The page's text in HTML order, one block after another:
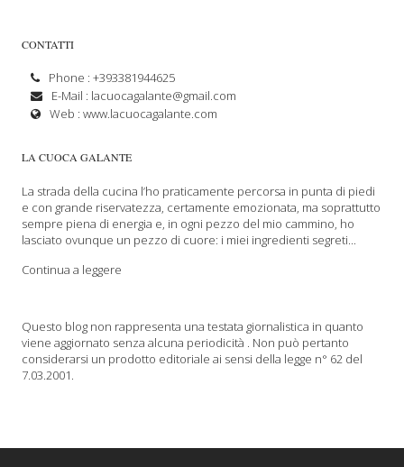
CONTATTI
Phone : +393381944625
E-Mail : lacuocagalante@gmail.com
Web :www.lacuocagalante.com
LA CUOCA GALANTE
La strada della cucina l’ho praticamente percorsa in punta di piedi
e con grande riservatezza, certamente emozionata, ma soprattutto
sempre piena di energia e, in ogni pezzo del mio cammino, ho
lasciato ovunque un pezzo di cuore: i miei ingredienti segreti...
Continua a leggere
Questo blog non rappresenta una testata giornalistica in quanto
viene aggiornato senza alcuna periodicità . Non può pertanto
considerarsi un prodotto editoriale ai sensi della legge n° 62 del
7.03.2001.